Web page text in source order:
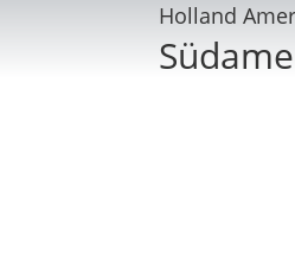
Holland